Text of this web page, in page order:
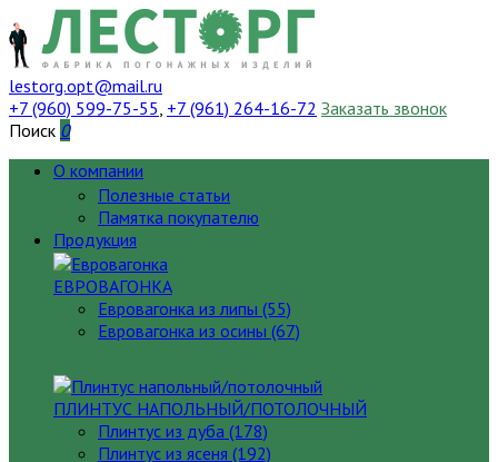
lestorg.opt@mail.ru
+7 (960) 599-75-55, +7 (961) 264-16-72 Заказать звонок
Поиск 0
О компании
Полезные статьи
Памятка покупателю
Продукция
ЕВРОВАГОНКА
Евровагонка из липы (55)
Евровагонка из осины (67)
ПЛИНТУС НАПОЛЬНЫЙ/ПОТОЛОЧНЫЙ
Плинтус из дуба (178)
Плинтус из ясеня (192)